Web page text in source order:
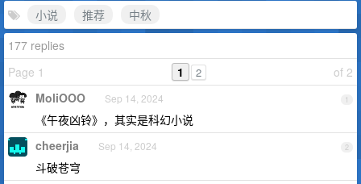
小说
推荐
中秋
177 replies
Page 1
of 2
1 2
1
MoliOOO Sep 14, 2024
《午夜凶铃》，其实是科幻小说
2
cheerjia Sep 14, 2024
斗破苍穹